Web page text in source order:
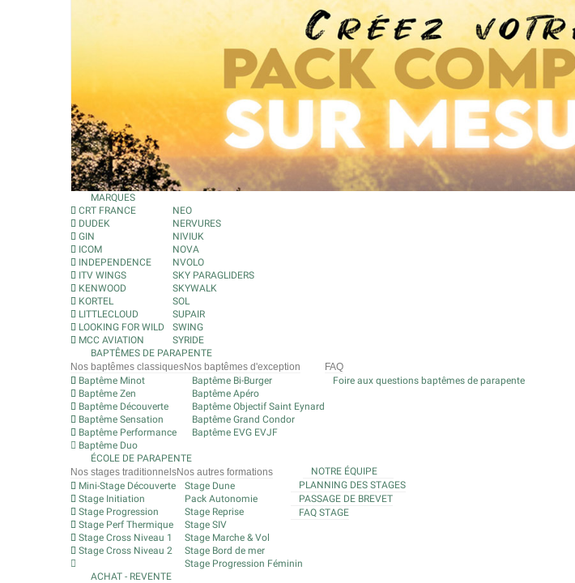
MARQUES
CRT FRANCE
DUDEK
GIN
ICOM
INDEPENDENCE
ITV WINGS
KENWOOD
KORTEL
LITTLECLOUD
LOOKING FOR WILD
MCC AVIATION
NEO
NERVURES
NIVIUK
NOVA
NVOLO
SKY PARAGLIDERS
SKYWALK
SOL
SUPAIR
SWING
SYRIDE
BAPTÊMES DE PARAPENTE
Nos baptêmes classiques
Baptême Minot
Baptême Zen
Baptême Découverte
Baptême Sensation
Baptême Performance
Baptême Duo
Nos baptêmes d'exception
Baptême Bi-Burger
Baptême Apéro
Baptême Objectif Saint Eynard
Baptême Grand Condor
Baptême EVG EVJF
FAQ
Foire aux questions baptêmes de parapente
ÉCOLE DE PARAPENTE
Nos stages traditionnels
Mini-Stage Découverte
Stage Initiation
Stage Progression
Stage Perf Thermique
Stage Cross Niveau 1
Stage Cross Niveau 2
Nos autres formations
Stage Dune
Pack Autonomie
Stage Reprise
Stage SIV
Stage Marche & Vol
Stage Bord de mer
Stage Progression Féminin
NOTRE ÉQUIPE
PLANNING DES STAGES
PASSAGE DE BREVET
FAQ STAGE
ACHAT - REVENTE